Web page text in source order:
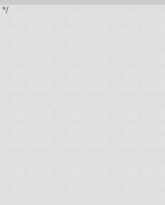
*/